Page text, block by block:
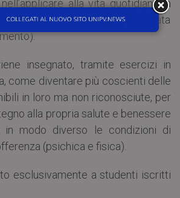
alla vita quotidiana la
non giudicante, portata
insegnato, tramite esercizi in
come diventare più coscienti delle
in loro ma non riconosciute, per
alla propria salute e benessere
in modo diverso le condizioni di
(psichica e fisica).
esclusivamente a studenti iscritti